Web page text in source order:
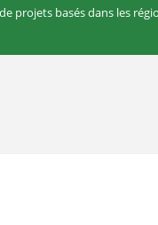
projets basés dans les